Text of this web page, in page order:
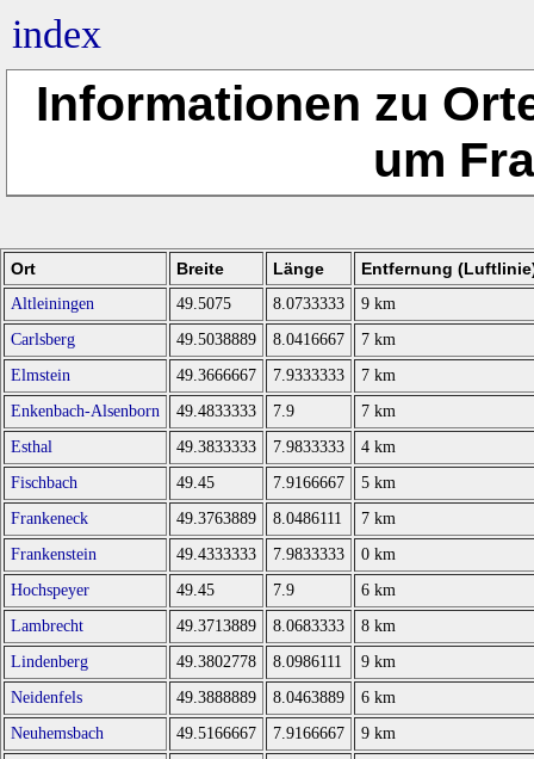
index
Informationen zu
um
Ort Breite Länge Entfernung
Altleiningen 49.5075 8.0733333
9 km
Carlsberg
49.5038889 8.0416667
7 km
Elmstein
49.3666667 7.9333333
7 km
Enkenbach-Alsenborn
49.4833333 7.9
7 km
Esthal
49.3833333 7.9833333
4 km
Fischbach
49.45 7.9166667
5 km
Frankeneck
49.3763889 8.0486111
7 km
Frankenstein
49.4333333 7.9833333
0 km
Hochspeyer
49.45 7.9
6 km
Lambrecht
49.3713889 8.0683333
8 km
Lindenberg
49.3802778 8.0986111
9 km
Neidenfels
49.3888889 8.0463889
6 km
Neuhemsbach
49.5166667 7.9166667
9 km